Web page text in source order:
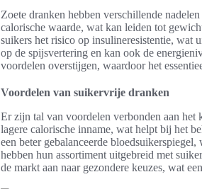
Zoete dranken hebben verschillende
calorische waarde, wat kan leiden tot
suikers het risico op insulineresistentie, wat
op de spijsvertering en kan ook de
voordelen overstijgen, waardoor het
Voordelen van suikervrije dranken
Er zijn tal van voordelen verbonden aan het
lagere calorische inname, wat helpt bij het
een beter gebalanceerde
hebben hun assortiment uitgebreid met
de markt aan naar gezondere keuzes, wat